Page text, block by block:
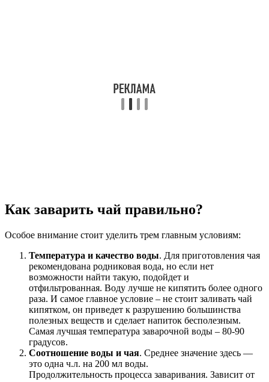
Как заварить чай правильно?
Особое внимание стоит уделить трем главным условиям:
Температура и качество воды. Для приготовления чая
рекомендована родниковая вода, но если нет
возможности найти такую, подойдет и
отфильтрованная. Воду лучше не кипятить более одного
раза. И самое главное условие – не стоит заливать чай
кипятком, он приведет к разрушению большинства
полезных веществ и сделает напиток бесполезным.
Самая лучшая температура заварочной воды – 80-90
градусов.
Соотношение воды и чая. Среднее значение здесь —
это одна ч.л. на 200 мл воды.
Продолжительность процесса заваривания. Зависит от